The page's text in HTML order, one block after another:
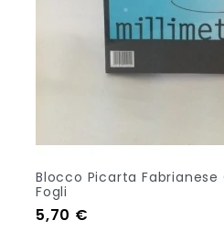
Blocco Picarta
Fogli
Prezzo
5,70 €